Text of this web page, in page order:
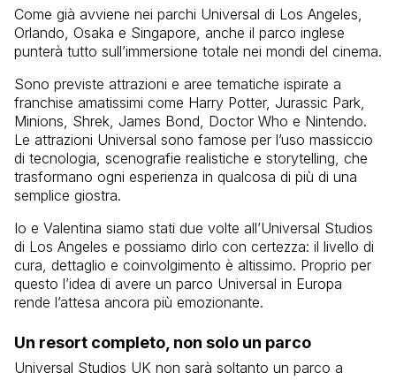
Come già avviene nei parchi Universal di Los Angeles,
Orlando, Osaka e Singapore, anche il parco inglese
punterà tutto sull’immersione totale nei mondi del cinema.
Sono previste attrazioni e aree tematiche ispirate a
franchise amatissimi come Harry Potter, Jurassic Park,
Minions, Shrek, James Bond, Doctor Who e Nintendo.
Le attrazioni Universal sono famose per l’uso massiccio
di tecnologia, scenografie realistiche e storytelling, che
trasformano ogni esperienza in qualcosa di più di una
semplice giostra.
Io e Valentina siamo stati due volte all’Universal Studios
di Los Angeles e possiamo dirlo con certezza: il livello di
cura, dettaglio e coinvolgimento è altissimo. Proprio per
questo l’idea di avere un parco Universal in Europa
rende l’attesa ancora più emozionante.
Un resort completo, non solo un parco
Universal Studios UK non sarà soltanto un parco a